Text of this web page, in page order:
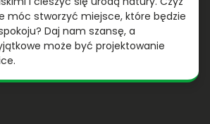
móc stworzyć miejsce, które będzie
Daj nam szansę, a
może być projektowanie